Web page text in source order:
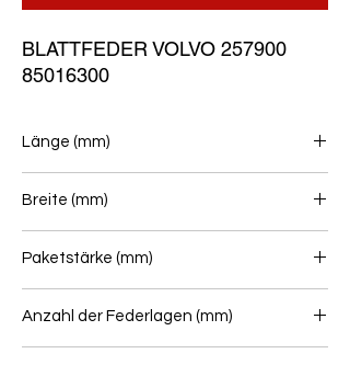
BLATTFEDER VOLVO 257900
85016300
Länge (mm)
Breite (mm)
Paketstärke (mm)
Anzahl der Federlagen (mm)